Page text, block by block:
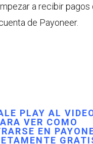
a recibir pagos
de Payoneer.
PLAY AL
VER COMO
EN